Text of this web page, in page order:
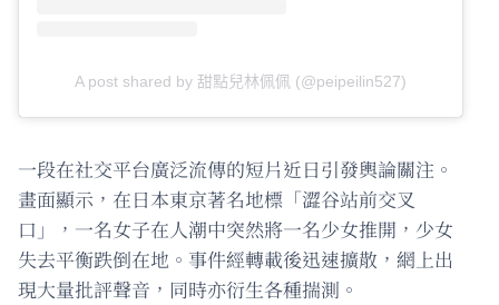
A post shared by 甜點兒林佩佩 (@peipeilin527)
一段在社交平台廣泛流傳的短片近日引發輿論關注。
畫面顯示，在日本東京著名地標「澀谷站前交叉
口」，一名女子在人潮中突然將一名少女推開，少女
失去平衡跌倒在地。事件經轉載後迅速擴散，網上出
現大量批評聲音，同時亦衍生各種揣測。